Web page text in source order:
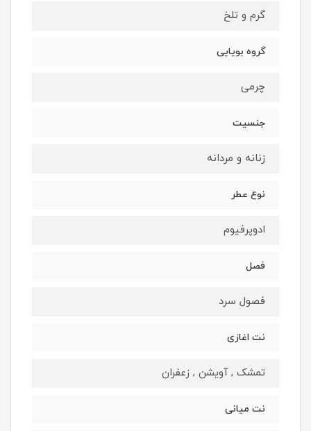
گرم و تلخ
گروه بويايى
چرمى
جنسيت
زنانه و مردانه
نوع عطر
ادوپرفيوم
فصل
فصول سرد
نت اغازى
تمشک , آویشن , زعفران
نت ميانى